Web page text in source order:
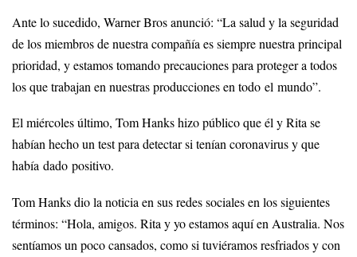
Ante lo sucedido, Warner Bros anunció: “La salud y la seguridad
de los miembros de nuestra compañía es siempre nuestra principal
prioridad, y estamos tomando precauciones para proteger a todos
los que trabajan en nuestras producciones en todo el mundo”.
El miércoles último, Tom Hanks hizo público que él y Rita se
habían hecho un test para detectar si tenían coronavirus y que
había dado positivo.
Tom Hanks dio la noticia en sus redes sociales en los siguientes
términos: “Hola, amigos. Rita y yo estamos aquí en Australia. Nos
sentíamos un poco cansados, como si tuviéramos resfriados y con